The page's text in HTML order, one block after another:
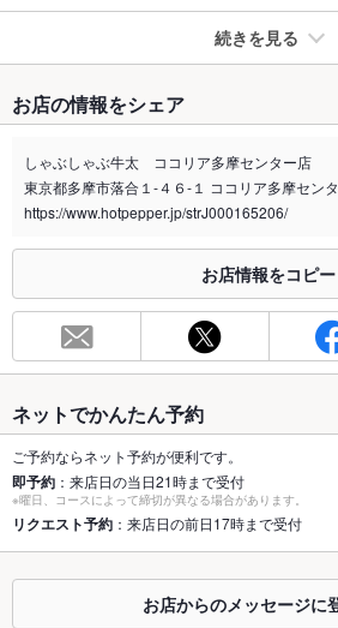
続きを見る
禁煙・喫煙
全席禁煙
喫煙専用室 なし
合わせください。
お席
22席(MAX110名様まで可)
容人数
個室
あり ：扉の閉まる個室はございま
ります！汗
座敷 なし ：座敷はございません
カウンター なし ：お一人様からご利用頂け
お店の情報をシェア
しゃぶしゃぶ牛太 ココリア多摩センター店
東京都多摩市落合１‐４６‐１ ココリア多摩セン
https://www.hotpepper.jp/strJ000165206/
お店情報をコピー
ネットでかんたん予約
ご予約ならネット予約が便利です。
即予約 ：来店日の当日21時まで受付
※曜日、コースによって締切が異なる場合があります。
リクエスト予約 ：来店日の前日17時まで受付
お店からのメッセージに